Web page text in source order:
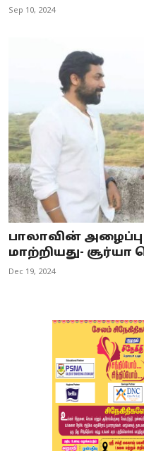
Sep 10, 2024
பாலாவின்
மாற்றியது- சூர்யா
Dec 19, 2024